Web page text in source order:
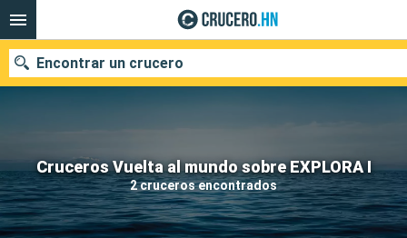
Cruceros Vuelta al mundo sobre EXPLORA I
2 cruceros encontrados
Encontrar un crucero
Nuestros destinos
Fecha de salida